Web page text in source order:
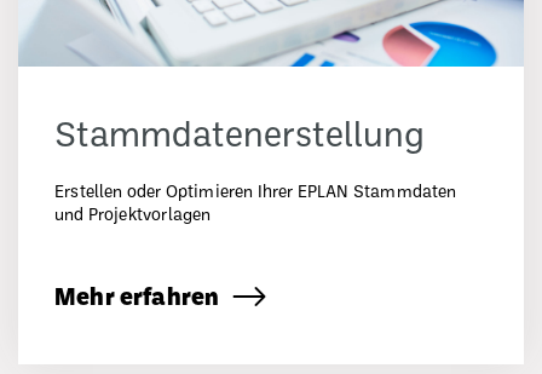
Stammdatenerstellung
Erstellen oder Optimieren Ihrer EPLAN Stammdaten
und Projektvorlagen
Mehr erfahren